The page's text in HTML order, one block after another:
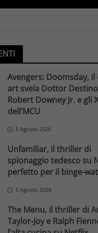
Avengers: Doomsday,
art svela Dottor
Robert Downey Jr. e gli
dell’MCU
5 Agosto 2026
Unfamiliar, il thriller di
spionaggio tedesco su
perfetto per il binge-
5 Agosto 2026
The Menu, il thriller di
Taylor-Joy e Ralph